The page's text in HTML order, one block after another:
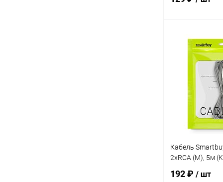
В
Купить в 1
В избранное
Кабель
2xRCA (M), 5м
192 ₽ / шт